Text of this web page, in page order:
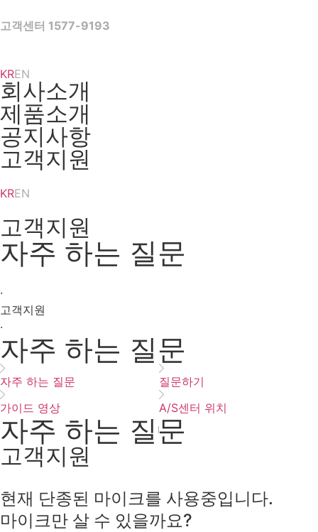
to
고객센터 1577-9193
KREN
회사소개
제품소개
공지사항
고객지원
KREN
고객지원
자주 하는 질문
·
고객지원
·
자주 하는 질문
자주 하는 질문
질문하기
가이드 영상
A/S센터 위치
자주 하는 질문
고객지원
현재 단종된 마이크를 사용중입니다.
마이크만 살 수 있을까요?